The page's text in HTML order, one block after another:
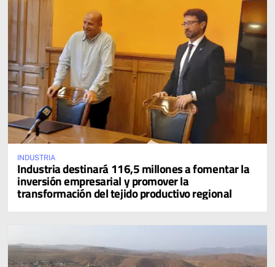
INDUSTRIA
Industria destinará 116,5 millones a fomentar la
inversión empresarial y promover la
transformación del tejido productivo regional